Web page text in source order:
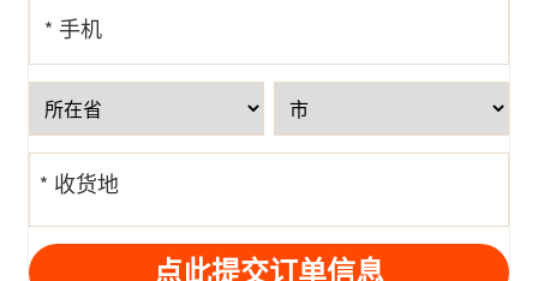
* 手机
号
* 收货地
址